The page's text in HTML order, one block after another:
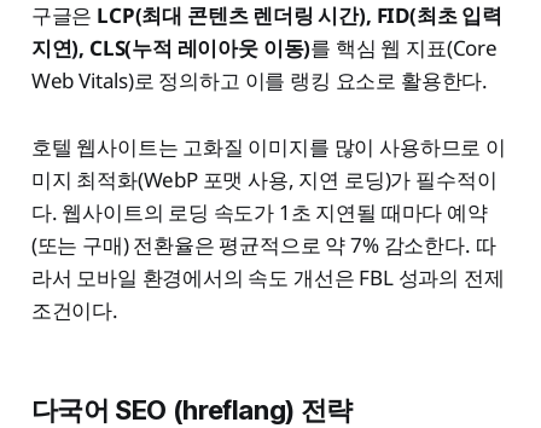
구글은 LCP(최대 콘텐츠 렌더링 시간), FID(최초 입력
지연), CLS(누적 레이아웃 이동)를 핵심 웹 지표(Core
Web Vitals)로 정의하고 이를 랭킹 요소로 활용한다.
호텔 웹사이트는 고화질 이미지를 많이 사용하므로 이
미지 최적화(WebP 포맷 사용, 지연 로딩)가 필수적이
다. 웹사이트의 로딩 속도가 1초 지연될 때마다 예약
(또는 구매) 전환율은 평균적으로 약 7% 감소한다. 따
라서 모바일 환경에서의 속도 개선은 FBL 성과의 전제
조건이다.
다국어 SEO (hreflang) 전략